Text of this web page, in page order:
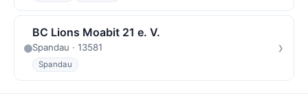
BC Lions Moabit 21 e. V.
Spandau · 13581
Spandau
›